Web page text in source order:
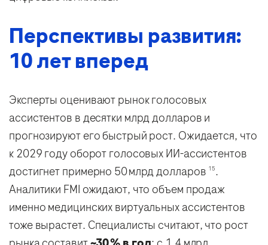
Перспективы развития:
10 лет вперед
Эксперты оценивают рынок голосовых
ассистентов в десятки млрд долларов и
прогнозируют его быстрый рост. Ожидается, что
к 2029 году оборот голосовых ИИ-ассистентов
достигнет примерно 50 млрд долларов 15.
Аналитики FMI ожидают, что объем продаж
именно медицинских виртуальных ассистентов
тоже вырастет. Специалисты считают, что рост